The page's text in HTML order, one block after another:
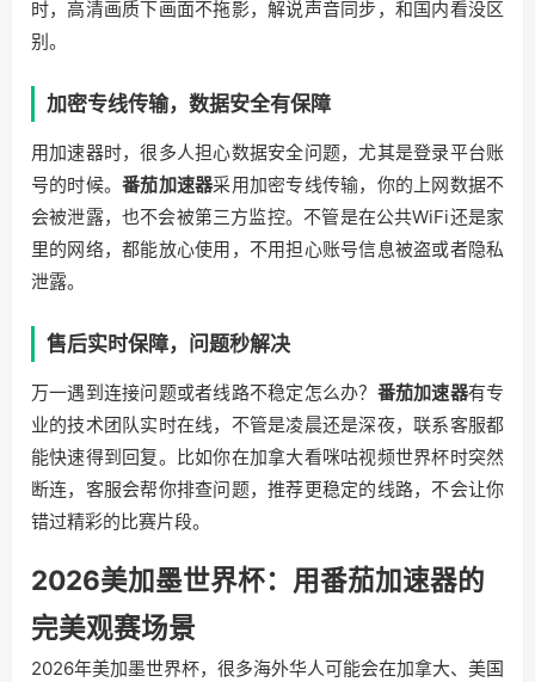
时，高清画质下画面不拖影，解说声音同步，和国内看没区
别。
加密专线传输，数据安全有保障
用加速器时，很多人担心数据安全问题，尤其是登录平台账
号的时候。番茄加速器采用加密专线传输，你的上网数据不
会被泄露，也不会被第三方监控。不管是在公共WiFi还是家
里的网络，都能放心使用，不用担心账号信息被盗或者隐私
泄露。
售后实时保障，问题秒解决
万一遇到连接问题或者线路不稳定怎么办？ 番茄加速器有专
业的技术团队实时在线，不管是凌晨还是深夜，联系客服都
能快速得到回复。比如你在加拿大看咪咕视频世界杯时突然
断连，客服会帮你排查问题，推荐更稳定的线路，不会让你
错过精彩的比赛片段。
2026美加墨世界杯：用番茄加速器的
完美观赛场景
2026年美加墨世界杯，很多海外华人可能会在加拿大、美国